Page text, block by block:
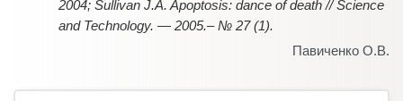
2004; Sullivan J.A. Apoptosis: dance of death // Science
and Technology. — 2005.– № 27 (1).
Павиченко О.В.